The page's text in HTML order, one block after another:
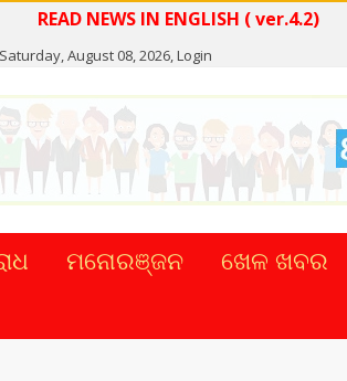
READ NEWS IN ENGLISH ( ver.4.2)
Saturday, August 08, 2026,Login
ମନୋରଞ୍ଜନ ଖେଳ ଖବର